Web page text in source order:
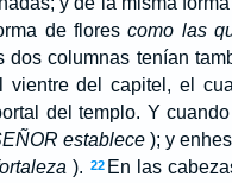
de florescomo las
columnas tenían
del capitel, el
del templo. Y
establece); y
). 22 En las